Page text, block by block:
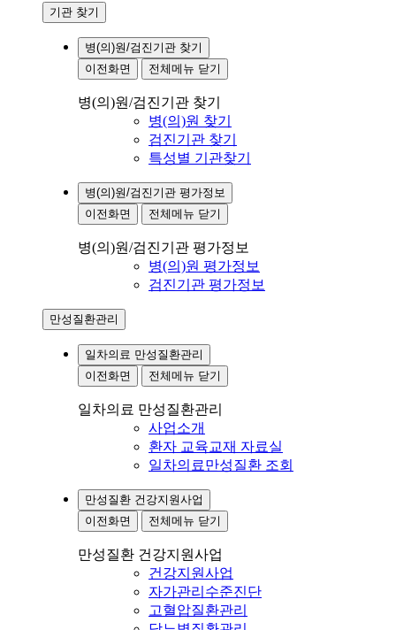
기관 찾기
병(의)원/검진기관 찾기
이전화면
전체메뉴 닫기
병(의)원/검진기관 찾기
병(의)원 찾기
검진기관 찾기
특성별 기관찾기
병(의)원/검진기관 평가정보
이전화면
전체메뉴 닫기
병(의)원/검진기관 평가정보
병(의)원 평가정보
검진기관 평가정보
만성질환관리
일차의료 만성질환관리
이전화면
전체메뉴 닫기
일차의료 만성질환관리
사업소개
환자 교육교재 자료실
일차의료만성질환 조회
만성질환 건강지원사업
이전화면
전체메뉴 닫기
만성질환 건강지원사업
건강지원사업
자가관리수준진단
고혈압질환관리